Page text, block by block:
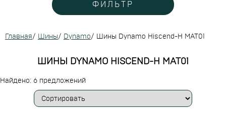
ФИЛЬТР
Главная/ Шины/ Dynamo/ Шины Dynamo Hiscend-H MAT01
ШИНЫ DYNAMO HISCEND-H MAT01
Найдено: 6 предложений